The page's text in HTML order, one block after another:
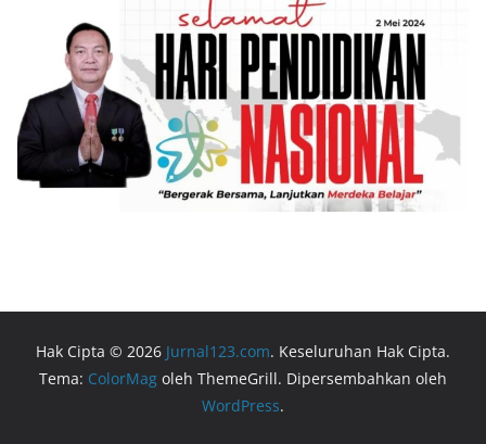
Hak Cipta © 2026 Jurnal123.com. Keseluruhan Hak Cipta.
Tema: ColorMag oleh ThemeGrill. Dipersembahkan oleh
WordPress.